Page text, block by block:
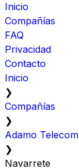
Inicio
Compañías
FAQ
Privacidad
Contacto
Inicio
❯
Compañías
❯
Adamo Telecom
❯
Navarrete